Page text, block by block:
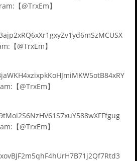
【@TrxEm】
【@TrxEm】
【@TrxEm】
【@TrxEm】